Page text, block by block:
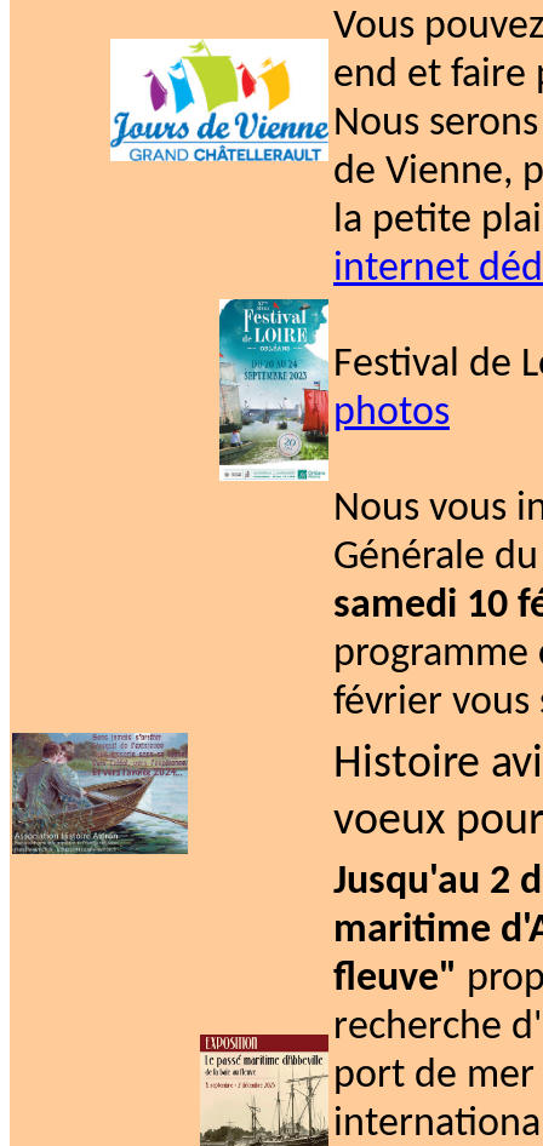
Vous
end et faire
Nous
de Vienne,
la petite
internet
Festival de
photos
Nous vous
Générale
samedi 10
programme
février vous
Histoire
voeux
Jusqu'au 2
maritime
fleuve"
recherche
port de